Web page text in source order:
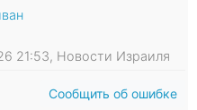
21:53, Новости Израиля
Сообщить об ошибке